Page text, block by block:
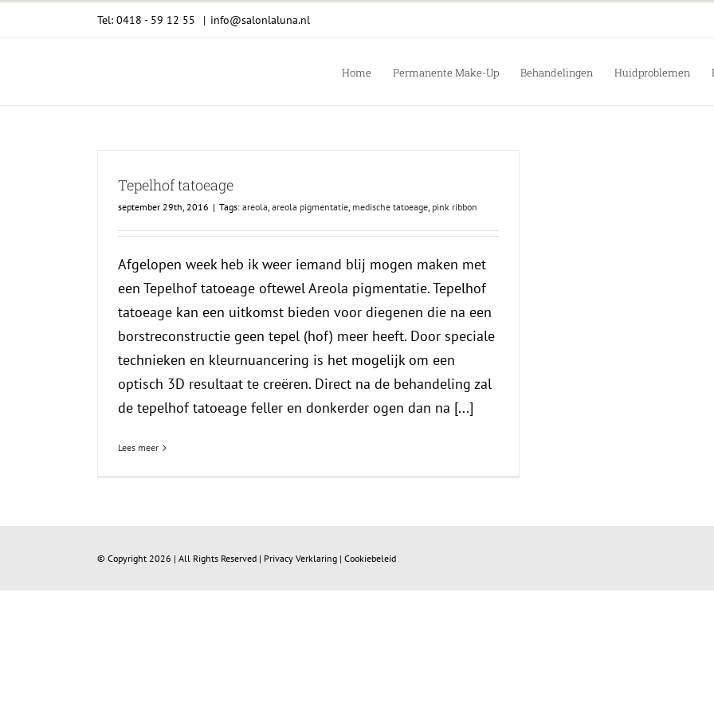
Tel: 0418 - 59 12 55 | info@salonlaluna.nl
Home Permanente Make-Up Behandelingen Huidproblemen
Tepelhof tatoeage
september 29th, 2016 | Tags: areola, areola pigmentatie, medische tatoeage, pink ribbon
Afgelopen week heb ik weer iemand blij mogen maken met
een Tepelhof tatoeage oftewel Areola pigmentatie. Tepelhof
tatoeage kan een uitkomst bieden voor diegenen die na een
borstreconstructie geen tepel (hof) meer heeft. Door speciale
technieken en kleurnuancering is het mogelijk om een
optisch 3D resultaat te creëren. Direct na de behandeling zal
de tepelhof tatoeage feller en donkerder ogen dan na [...]
Lees meer
© Copyright 2026 | All Rights Reserved | Privacy Verklaring | Cookiebeleid